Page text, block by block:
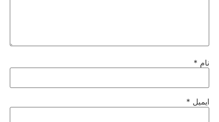
نام *
ایمیل *